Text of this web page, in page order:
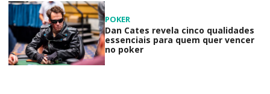
POKER
Dan Cates revela cinco qualidades
essenciais para quem quer vencer
no poker